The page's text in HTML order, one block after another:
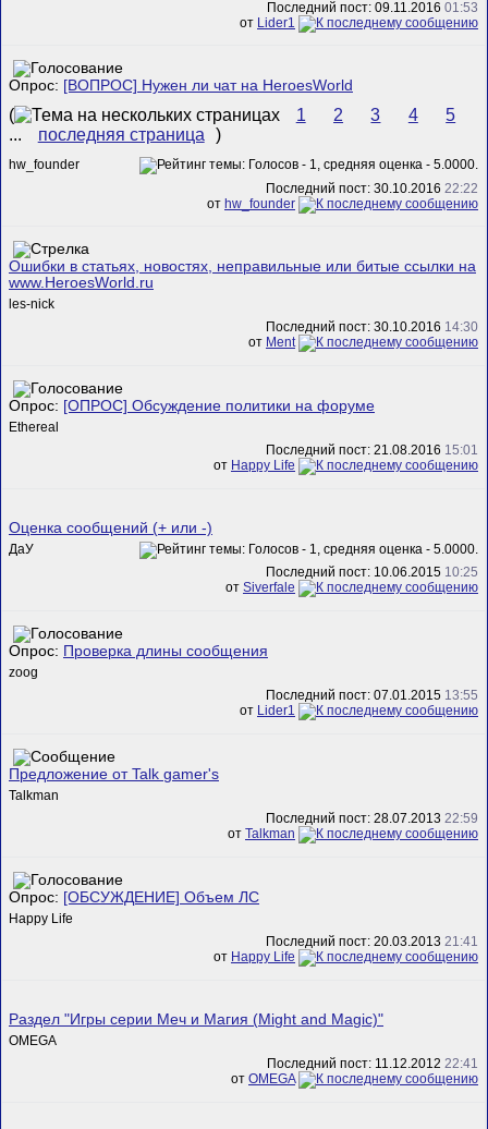
Последний пост: 09.11.2016 01:53
от Lider1
Опрос: [ВОПРОС] Нужен ли чат на HeroesWorld
( 1 2 3 4
5
...
последняя страница )
hw_founder
Последний пост: 30.10.2016 22:22
от hw_founder
Ошибки в статьях, новостях, неправильные или битые ссылки на
www.HeroesWorld.ru
les-nick
Последний пост: 30.10.2016 14:30
от Ment
Опрос: [ОПРОС] Обсуждение политики на форуме
Ethereal
Последний пост: 21.08.2016 15:01
от Happy Life
Оценка сообщений (+ или -)
ДаУ
Последний пост: 10.06.2015 10:25
от Siverfale
Опрос: Проверка длины сообщения
zoog
Последний пост: 07.01.2015 13:55
от Lider1
Предложение от Talk gamer's
Talkman
Последний пост: 28.07.2013 22:59
от Talkman
Опрос: [ОБСУЖДЕНИЕ] Объем ЛС
Happy Life
Последний пост: 20.03.2013 21:41
от Happy Life
Раздел "Игры серии Меч и Магия (Might and Magic)"
ОMEGA
Последний пост: 11.12.2012 22:41
от ОMEGA